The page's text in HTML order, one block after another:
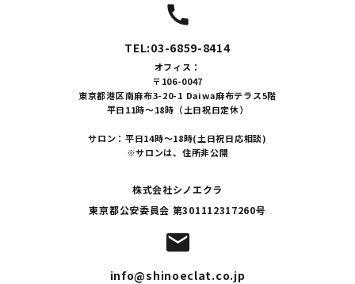
call
TEL:03-6859-8414
オフィス：
〒106-0047
東京都港区南麻布3-20-1 Daiwa麻布テラス5階
平日11時～18時（土日祝日定休）
サロン：平日14時～18時(土日祝日応相談)
※サロンは、住所非公開
株式会社シノエクラ
東京都公安委員会 第301112317260号
mail
info@shinoeclat.co.jp